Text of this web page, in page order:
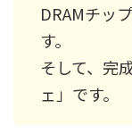
DRAMチッ
す。
そして、完
ェ」です。